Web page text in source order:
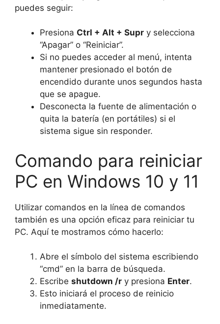
puedes seguir:
Presiona Ctrl + Alt + Supr y selecciona
“Apagar” o “Reiniciar”.
Si no puedes acceder al menú, intenta
mantener presionado el botón de
encendido durante unos segundos hasta
que se apague.
Desconecta la fuente de alimentación o
quita la batería (en portátiles) si el
sistema sigue sin responder.
Comando para reiniciar
PC en Windows 10 y 11
Utilizar comandos en la línea de comandos
también es una opción eficaz para reiniciar tu
PC. Aquí te mostramos cómo hacerlo:
Abre el símbolo del sistema escribiendo
“cmd” en la barra de búsqueda.
Escribe shutdown /r y presiona Enter.
Esto iniciará el proceso de reinicio
inmediatamente.